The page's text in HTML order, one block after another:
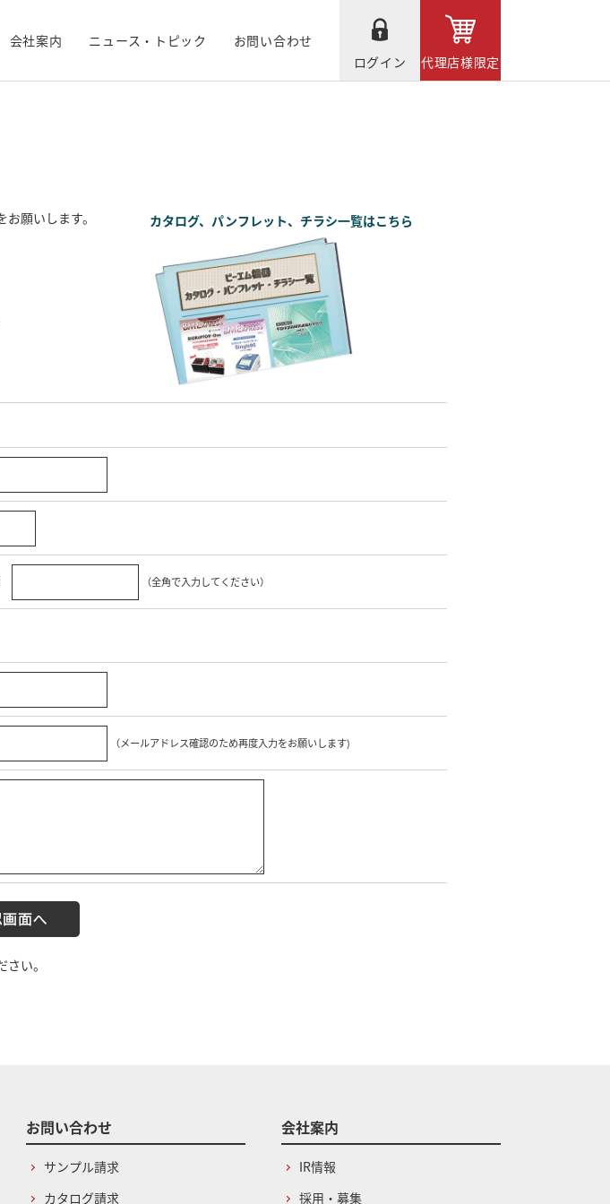
会社案内 ニュース・トピック
お問い合わせ
ログイン
代理店様限定
願いします。
カタログ、パンフレット、チラシ一覧はこちら
（全角で入力してください）
（メールアドレス確認のため再度入力をお願いします)
い。
お問い合わせ
サンプル請求
カタログ請求
会社案内
IR情報
採用・募集